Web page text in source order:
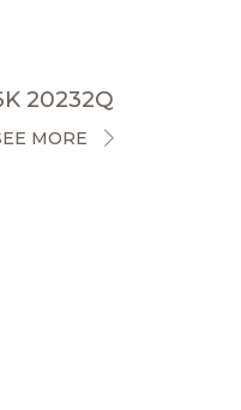
20232Q
MORE